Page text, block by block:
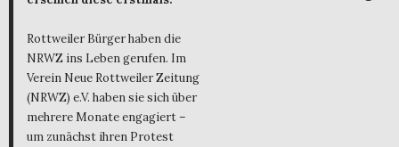
Rottweiler Bürger haben die
NRWZ ins Leben gerufen. Im
Verein Neue Rottweiler Zeitung
(NRWZ) e.V. haben sie sich über
mehrere Monate engagiert –
um zunächst ihren Protest